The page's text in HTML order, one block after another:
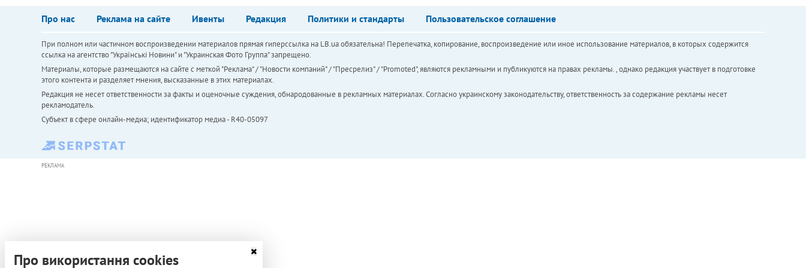
Про нас Реклама на сайте Ивенты Редакция Политики и стандарты Пользовательское соглашение
При полном или частичном воспроизведении материалов прямая гиперссылка на LB.ua обязательна! Перепечатка, копирование, воспроизведение или иное использование материалов, в которых содержится
ссылка на агентство "Українськi Новини" и "Украинская Фото Группа" запрещено.
Материалы, которые размещаются на сайте с меткой "Реклама" / "Новости компаний" / "Пресрелиз" / "Promoted", являются рекламными и публикуются на правах рекламы. , однако редакция участвует в подготовке
этого контента и разделяет мнения, высказанные в этих материалах.
Редакция не несет ответственности за факты и оценочные суждения, обнародованные в рекламных материалах. Согласно украинскому законодательству, ответственность за содержание рекламы несет
рекламодатель.
Субъект в сфере онлайн-медиа; идентификатор медиа - R40-05097
РЕКЛАМА
Про використання cookies